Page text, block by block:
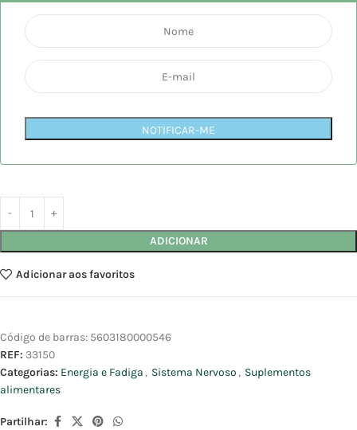
NOTIFICAR-ME
ADICIONAR
Adicionar aos favoritos
Código de barras: 5603180000546
REF: 33150
Categorias: Energia e Fadiga , Sistema Nervoso , Suplementos
alimentares
Partilhar: